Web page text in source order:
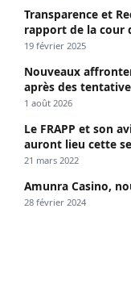
Transparence et
rapport de la cour
19 février 2025
Nouveaux
après des
1 août 2026
Le FRAPP et son
auront lieu cette
21 mars 2022
Amunra Casino,
28 février 2024